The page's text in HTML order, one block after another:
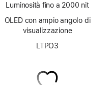
Luminosità fino a 2000 nit
OLED con ampio angolo di
visualizzazione
LTPO3